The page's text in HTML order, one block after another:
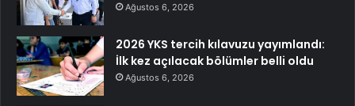
Ağustos 6, 2026
2026 YKS tercih kılavuzu yayımlandı:
İlk kez açılacak bölümler belli oldu
Ağustos 6, 2026